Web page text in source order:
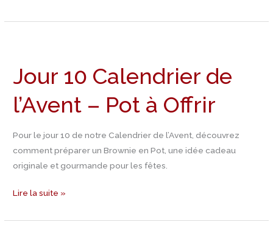
Jour 10 Calendrier de
l’Avent – Pot à Offrir
Pour le jour 10 de notre Calendrier de l’Avent, découvrez
comment préparer un Brownie en Pot, une idée cadeau
originale et gourmande pour les fêtes.
Calendrier
de
l’Avent
Pot
à
Offrir
Lire la suite »